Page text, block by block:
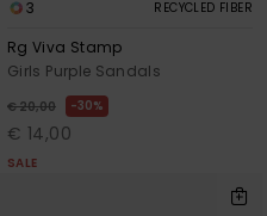
3 RECYCLED FIBER
Rg Viva Stamp
Girls Purple Sandals
€ 20,00 30%
€ 14,00
SALE